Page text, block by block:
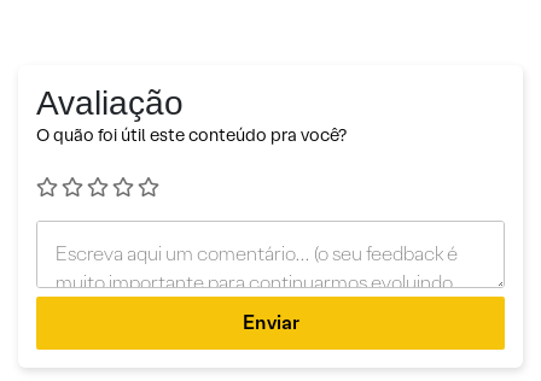
Avaliação
O quão foi útil este conteúdo pra você?
Enviar